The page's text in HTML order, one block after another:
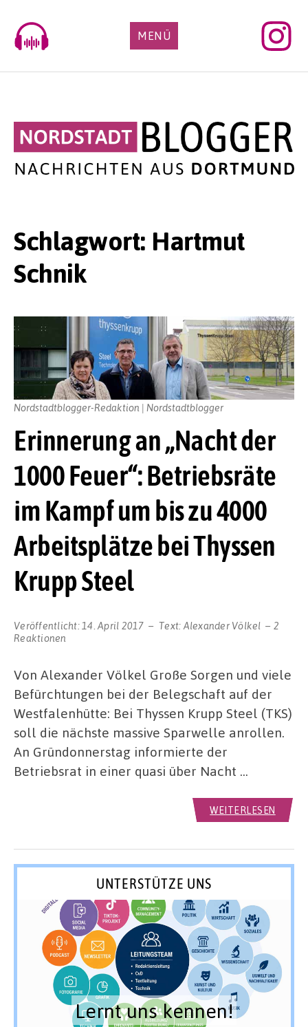
content
MENÜ
Schlagwort: Hartmut
Schnik
Erinnerung an „Nacht der
1000 Feuer“: Betriebsräte
im Kampf um bis zu 4000
Arbeitsplätze bei Thyssen
Krupp Steel
Veröffentlicht: 14. April 2017 Text: Alexander Völkel
2
Reaktionen
Nordstadtblogger-Redaktion | Nordstadtblogger
Von Alexander Völkel Große Sorgen und viele
Befürchtungen bei der Belegschaft auf der
Westfalenhütte: Bei Thyssen Krupp Steel (TKS)
soll die nächste massive Sparwelle anrollen.
An Gründonnerstag informierte der
Betriebsrat in einer quasi über Nacht …
WEITERLESEN
UNTERSTÜTZE UNS
Lernt uns kennen!